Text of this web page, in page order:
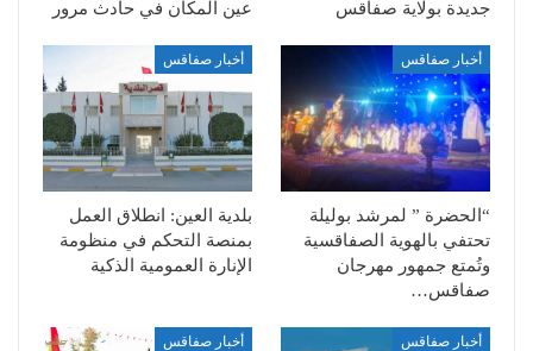
جديدة بولاية صفاقس عين المكان في حادث مرور
أخبار صفاقس
“الحضرة ” لمرشد بوليلة
تحتفي بالهوية الصفاقسية
وتُمتع جمهور مهرجان
صفاقس…
أخبار صفاقس
بلدية العين: انطلاق العمل
بمنصة التحكم في منظومة
الإنارة العمومية الذكية
أخبار صفاقس أخبار صفاقس